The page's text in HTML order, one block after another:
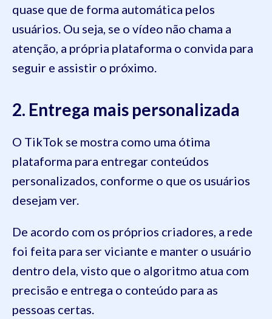
quase que de forma automática pelos
usuários. Ou seja, se o vídeo não chama a
atenção, a própria plataforma o convida para
seguir e assistir o próximo.
2. Entrega mais personalizada
O TikTok se mostra como uma ótima
plataforma para entregar conteúdos
personalizados, conforme o que os usuários
desejam ver.
De acordo com os próprios criadores, a rede
foi feita para ser viciante e manter o usuário
dentro dela, visto que o algoritmo atua com
precisão e entrega o conteúdo para as
pessoas certas.